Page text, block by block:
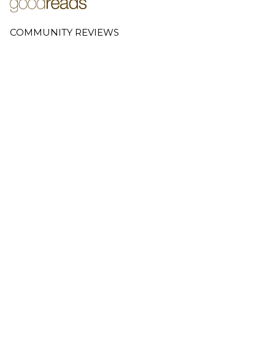
COMMUNITY REVIEWS